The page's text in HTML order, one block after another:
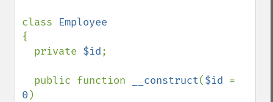
class
{
  private
$id;
  public function
__construct($id
0 )